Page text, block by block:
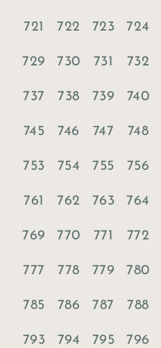
721 722 723 724
729 730 731 732
737 738 739 740
745 746 747 748
753 754 755 756
761 762 763 764
769 770 771 772
777 778 779 780
785 786 787 788
793 794 795 796